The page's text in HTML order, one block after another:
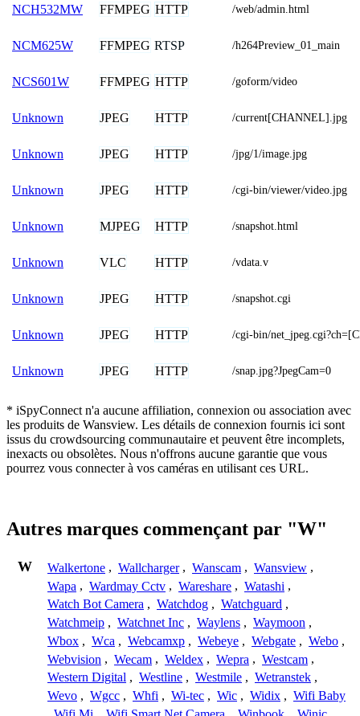
NCH532MW FFMPEG HTTP /web/admin.html
NCM625W FFMPEG RTSP /h264Preview_01_main
NCS601W FFMPEG HTTP /goform/video
Unknown JPEG HTTP /current[CHANNEL].jpg
Unknown JPEG HTTP /jpg/1/image.jpg
Unknown JPEG HTTP /cgi-bin/viewer/video.jpg
Unknown MJPEG HTTP /snapshot.html
Unknown VLC HTTP /vdata.v
Unknown JPEG HTTP /snapshot.cgi
Unknown JPEG HTTP /cgi-bin/
Unknown JPEG HTTP /snap.jpg?JpegCam=0
* iSpyConnect n'a aucune affiliation, connexion ou association avec
les produits de Wansview. Les détails de connexion fournis ici sont
issus du crowdsourcing communautaire et peuvent être incomplets,
inexacts ou obsolètes. Nous n'offrons aucune garantie que vous
pourrez vous connecter à vos caméras en utilisant ces URL.
Autres marques commençant par "W"
W Walkertone , Wallcharger , Wanscam , Wansview ,
Wapa , Wardmay Cctv , Wareshare , Watashi ,
Watch Bot Camera , Watchdog , Watchguard ,
Watchmeip , Watchnet Inc , Waylens , Waymoon ,
Wbox , Wca , Webcamxp , Webeye , Webgate , Webo ,
Webvision , Wecam , Weldex , Wepra , Westcam ,
Western Digital , Westline , Westmile , Wetranstek ,
Wevo , Wgcc , Whfi , Wi-tec , Wic , Widix , Wifi Baby